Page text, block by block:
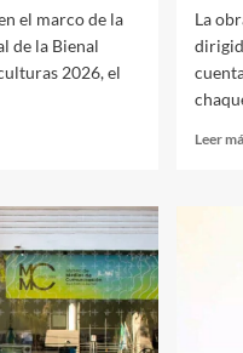
el marco de la
de la Bienal
2026, el
La
Leer